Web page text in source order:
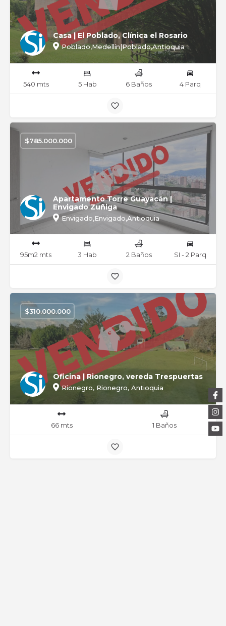
Casa | El Poblado, Clínica el Rosario
Poblado,Medellín|Poblado,Antioquia
540 mts 5 Hab 6 Baños 4 Parq
Apartamento Torre Guayacán |
Envigado Zuñiga
Envigado,Envigado,Antioquia
$785.000.000
95m2 mts 3 Hab 2 Baños SI - 2 Parq
Oficina | Rionegro, vereda Trespuertas
Rionegro, Rionegro, Antioquia
$310.000.000
66 mts 1 Baños